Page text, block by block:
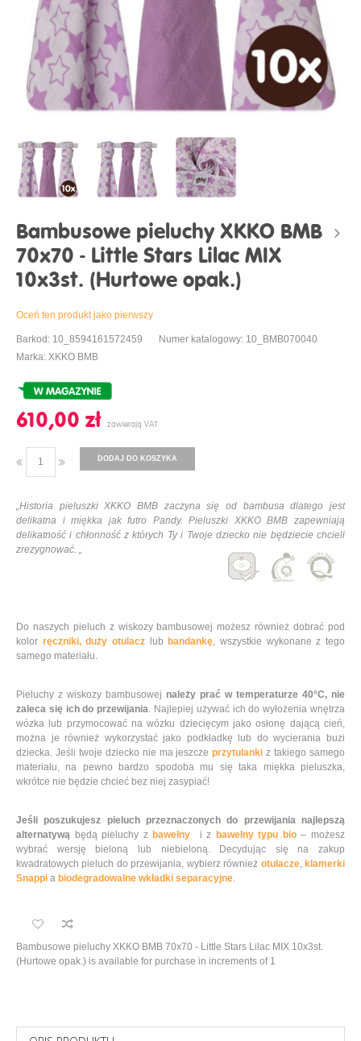
Bambusowe pieluchy XKKO BMB
70x70 - Little Stars Lilac MIX
10x3st. (Hurtowe opak.)
Oceń ten produkt jako pierwszy
Barkod: 10_8594161572459
Numer katalogowy: 10_BMB070040
Marka: XKKO BMB
610,00 ‎zł
DODAJ DO KOSZYKA
„Historia pieluszki XKKO BMB zaczyna się od bambusa dlatego jest
delikatna i miękka jak futro Pandy. Pieluszki XKKO BMB zapewniają
delikatność i chłonność z których Ty i Twoje dziecko nie będziecie chcieli
zrezygnować. „
Do naszych pieluch z wiskozy bambusowej możesz również dobrać pod
kolor ręczniki, duży otulacz lubbandankę, wszystkie wykonane z tego
samego materiału.
Pieluchy z wiskozy bambusowej należy prać w temperaturze 40°C, nie
zaleca się ich do przewijania. Najlepiej używać ich do wyłożenia wnętrza
wózka lub przymocować na wózku dziecięcym jako osłonę dającą cień,
można je również wykorzystać jako podkładkę lub do wycierania buzi
dziecka. Jeśli twoje dziecko nie ma jeszczeprzytulanki z takiego samego
materiału, na pewno bardzo spodoba mu się taka miękka pieluszka,
wkrótce nie będzie chcieć bez niej zasypiać!
Jeśli poszukujesz pieluch przeznaczonych do przewijania najlepszą
alternatywą będą pieluchy zbawełny i z bawełny typu bio– możesz
wybrać wersję bieloną lub niebieloną. Decydując się na zakup
kwadratowych pieluch do przewijania, wybierz również otulacze,klamerki
Snappi a biodegradowalne wkładki separacyjne.
Bambusowe pieluchy XKKO BMB 70x70 - Little Stars Lilac MIX 10x3st.
(Hurtowe opak.) is available for purchase in increments of 1